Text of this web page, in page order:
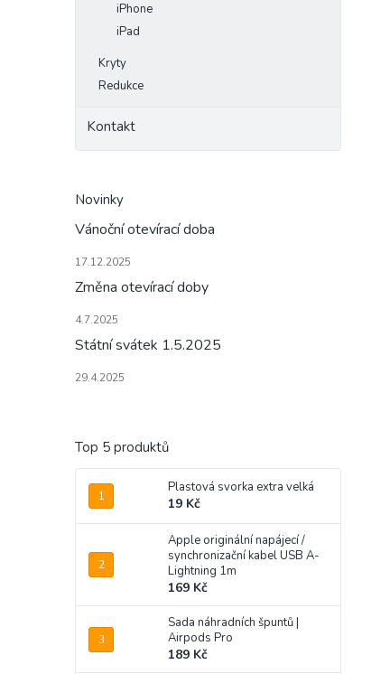
iPhone
iPad
Kryty
Redukce
Kontakt
Novinky
Vánoční otevírací doba
17.12.2025
Změna otevírací doby
4.7.2025
Státní svátek 1.5.2025
29.4.2025
Top 5 produktů
Plastová svorka extra velká
19 Kč
Apple originální napájecí /
synchronizační kabel USB A-
Lightning 1m
169 Kč
Sada náhradních špuntů |
Airpods Pro
189 Kč